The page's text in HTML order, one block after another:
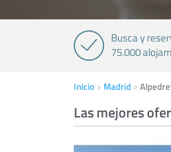
Busca y
75.000
Inicio Madrid
Las mejores